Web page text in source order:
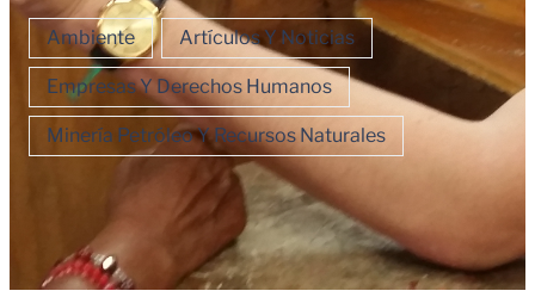
Ambiente Artículos Y Noticias
Empresas Y Derechos Humanos
Minería Petróleo Y Recursos Naturales